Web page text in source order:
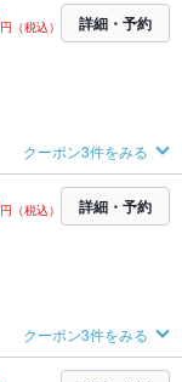
円（税込） 詳細・予約
クーポン3件をみる
円（税込） 詳細・予約
クーポン3件をみる